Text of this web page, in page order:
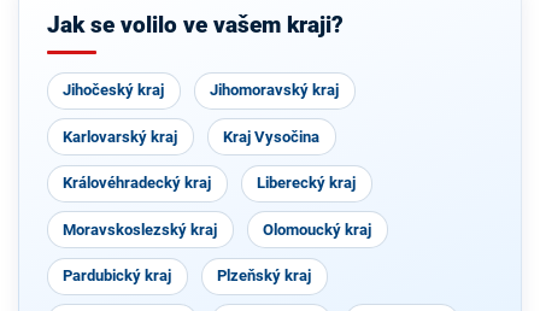
Jak se volilo ve vašem kraji?
Jihočeský kraj Jihomoravský kraj
Karlovarský kraj Kraj Vysočina
Královéhradecký kraj Liberecký kraj
Moravskoslezský kraj Olomoucký kraj
Pardubický kraj Plzeňský kraj